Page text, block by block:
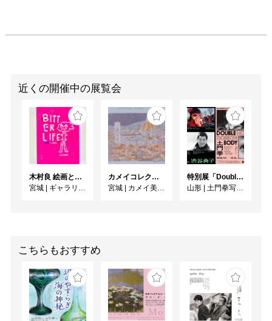
近くの開催中の展覧会
木村良 絵画と作陶展「BITTER LIFE」
宮城
ギャラリー ターンアラウンド
カメイコレクション展 Ⅱ期
宮城
カメイ美術館
特別展「Double Body ー 細江英公と土門拳」 ／ 同時開催 KDMoP Photo Selection 渋谷典子「竹の子族 / 映画の人びと」
山形
土門拳写真美術館
こちらもおすすめ